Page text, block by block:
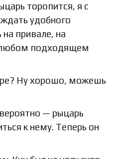
торопится, я с
удобного
привале, на
подходящем
Ну хорошо, можешь
— рыцарь
к нему. Теперь он